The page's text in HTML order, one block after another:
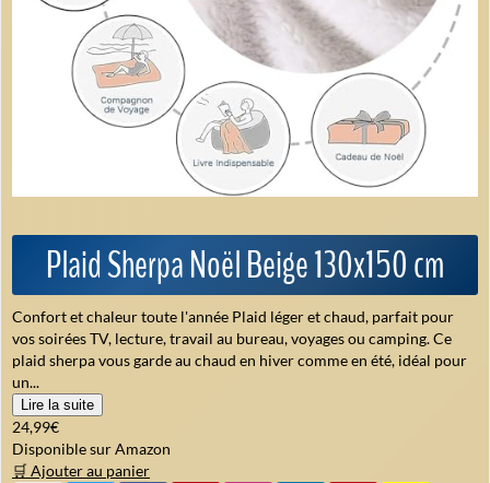
Plaid Sherpa Noël Beige 130x150 cm
Confort et chaleur toute l'année Plaid léger et chaud, parfait pour
vos soirées TV, lecture, travail au bureau, voyages ou camping. Ce
plaid sherpa vous garde au chaud en hiver comme en été, idéal pour
un...
Lire la suite
24,99€
Disponible sur Amazon
🛒 Ajouter au panier